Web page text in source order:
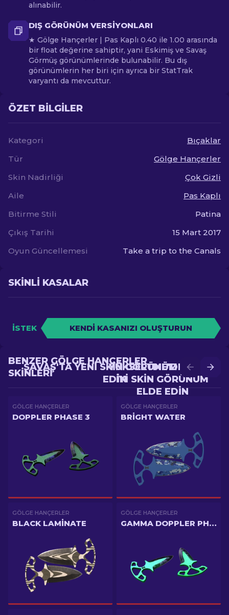
alınabilir.
DIŞ GÖRÜNÜM VERSIYONLARI
★ Gölge Hançerler | Pas Kaplı 0.40 ile 1.00 arasında
bir float değerine sahiptir, yani Eskimiş ve Savaş
Görmüş görünümlerinde bulunabilir. Bu dış
görünümlerin her biri için ayrıca bir StatTrak
varyantı da mevcuttur.
ÖZET BILGILER
Kategori
Bıçaklar
Tür
Gölge Hançerler
Skin Nadirliği
Çok Gizli
Aile
Pas Kaplı
Bitirme Stili
Patina
Çıkış Tarihi
15 Mart 2017
Oyun Güncellemesi
Take a trip to the Canals
SKINLI KASALAR
İSTEK KENDI KASANIZI OLUŞTURUN
YÜKSELTME'DE DAHA
IYI SKIN GÖRÜNÜM
ELDE EDIN
SAVAŞ'TA YENI SKIN GÖRÜNÜM ELDE
EDIN
BENZER GÖLGE HANÇERLER
SKINLERI
GÖLGE HANÇERLER
DOPPLER PHASE 3
GÖLGE HANÇERLER
BRIGHT WATER
GÖLGE HANÇERLER
BLACK LAMINATE
GÖLGE HANÇERLER
GAMMA DOPPLER PHASE 1